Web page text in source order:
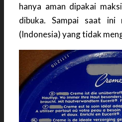
hanya aman dipakai
dibuka. Sampai saat ini
(Indonesia) yang tidak